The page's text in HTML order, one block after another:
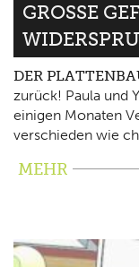
GROSSE
DER
zurück! Paula und
einigen Monaten
verschieden wie
MEHR